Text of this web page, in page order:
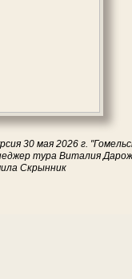
30 мая 2026 г.
тура Виталия
Скрынник